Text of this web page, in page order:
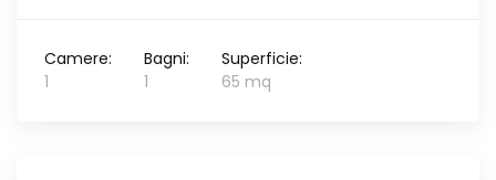
Camere:
1
Bagni:
1
Superficie:
65 mq